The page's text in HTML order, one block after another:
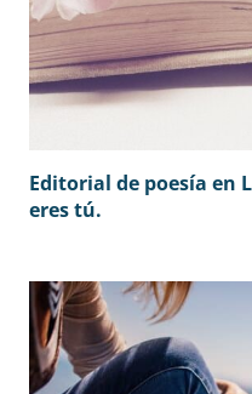
Editorial de poesía en
eres tú.